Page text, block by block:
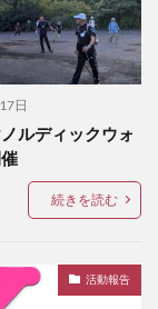
日
ルディックウォ
続きを読む
活動報告